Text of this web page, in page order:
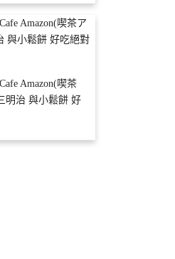
Amazon(喫茶
明治 與小鬆餅 好